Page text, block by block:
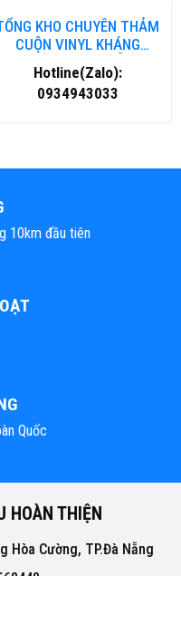
KHO CHUYÊN THẢM
CUỘN VINYL KHÁNG
KHUẨN TẠI ĐÀ NẴNG
Hotline(Zalo):
0934943033
10km đầu tiên
Quốc
HOÀN THIỆN
Hòa Cường, TP.Đà Nẵng